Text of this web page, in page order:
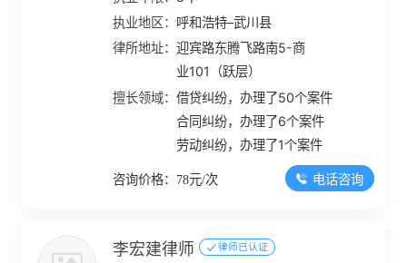
执业地区： 呼和浩特–武川县
律所地址：迎宾路东腾飞路南5-商
业101（跃层）
擅长领域：借贷纠纷，办理了50个案件
合同纠纷，办理了6个案件
劳动纠纷，办理了1个案件
咨询价格：78元/次 电话咨询
李宏建律师 律师已认证